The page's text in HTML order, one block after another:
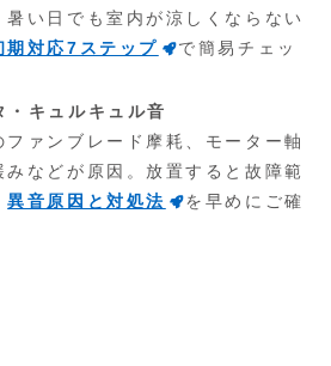
い日でも室内が涼しくならない
期対応7ステップ
で簡易チェッ
・キュルキュル音
ァンブレード摩耗、モーター軸
などが原因。放置すると故障範
異音原因と対処法
を早めにご確